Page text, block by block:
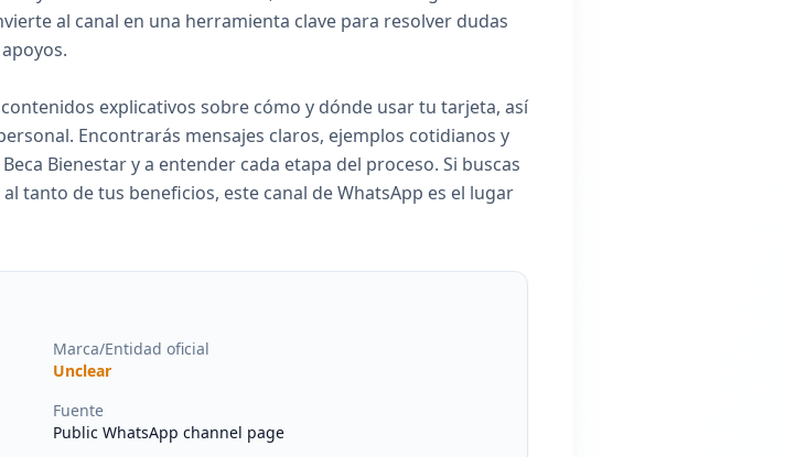
al canal en una herramienta clave para resolver dudas
explicativos sobre cómo y dónde usar tu tarjeta, así
Encontrarás mensajes claros, ejemplos cotidianos y
Bienestar y a entender cada etapa del proceso. Si buscas
tanto de tus beneficios, este canal de WhatsApp es el lugar
Marca/Entidad oficial
Unclear
Fuente
Public WhatsApp channel page